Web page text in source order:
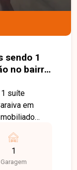
e
e
imóvel.
no bairro
em
painel de
fogão,
serviço com
1
Garagem